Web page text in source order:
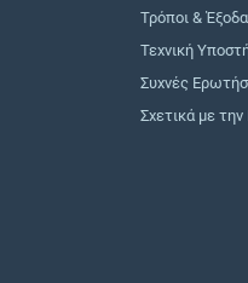
Τρόποι &
Τεχνική
Συχνές
Σχετικά με